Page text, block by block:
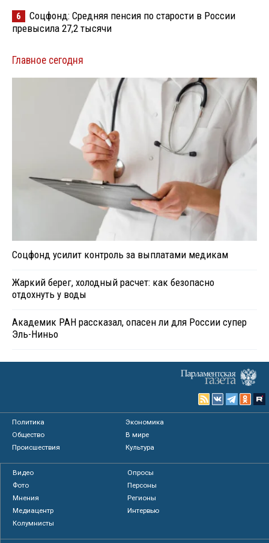
6
Соцфонд: Средняя пенсия по старости в России
превысила 27,2 тысячи
Главное сегодня
Соцфонд усилит контроль за выплатами медикам
Жаркий берег, холодный расчет: как безопасно
отдохнуть у воды
Академик РАН рассказал, опасен ли для России супер
Эль-Ниньо
Политика
Экономика
Общество
В мире
Происшествия
Культура
Видео
Опросы
Фото
Персоны
Мнения
Регионы
Медиацентр
Интервью
Колумнисты